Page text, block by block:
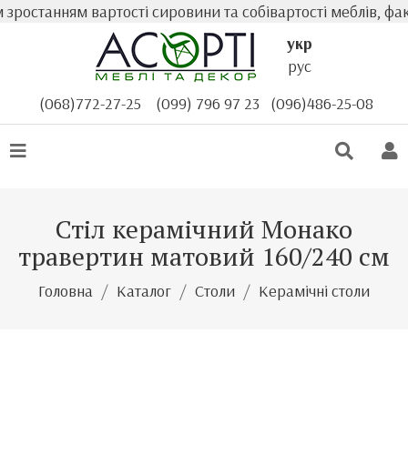
вартості сировини та собівартості меблів,
укр
рус
(068)772-27-25
(099) 796 97 23 (096)486-25-08
Стіл керамічний Монако
травертин матовий 160/240 см
Головна Каталог Столи Керамічні столи